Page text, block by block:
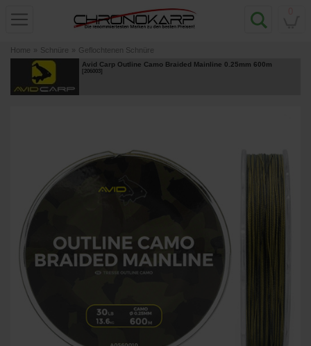
Home » Schnüre » Geflochtenen Schnüre
Avid Carp Outline Camo Braided Mainline 0.25mm 600m
[206003]